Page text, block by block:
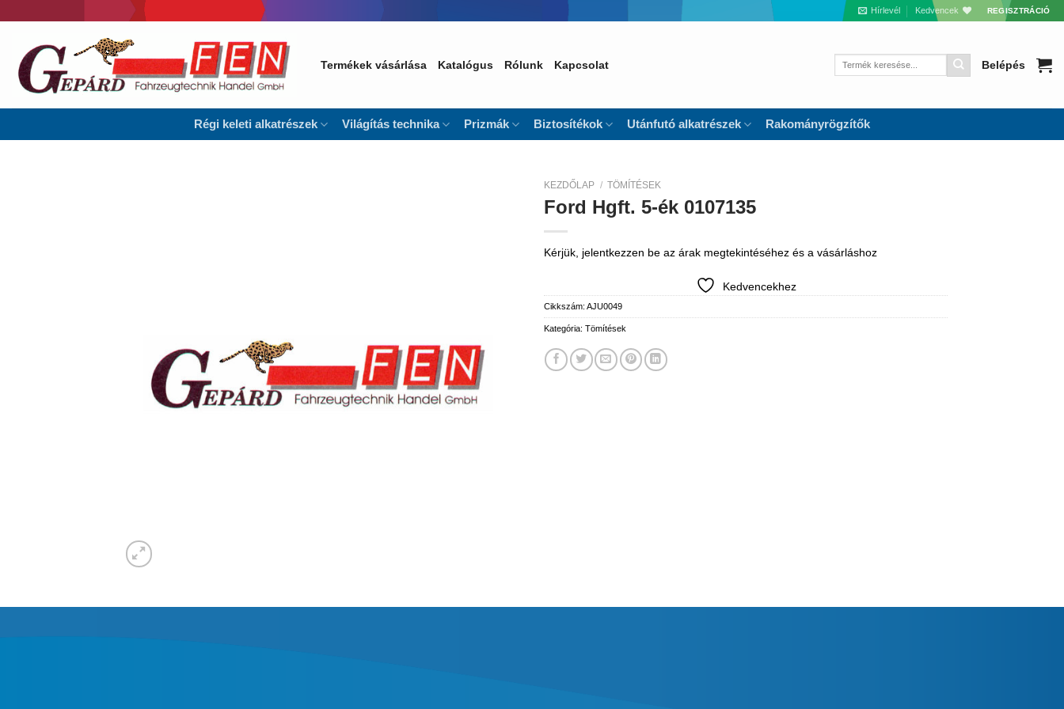
to
Hírlevél Kedvencek REGISZTRÁCIÓ
Termékek vásárlása Katalógus Rólunk Kapcsolat
Keresés
Belépés
Régi keleti alkatrészek Világítás technika Prizmák Biztosítékok Utánfutó alkatrészek Rakományrögzítők
KEZDŐLAP / TÖMÍTÉSEK
Ford Hgft. 5-ék 0107135
Kérjük, jelentkezzen be az árak megtekintéséhez és a vásárláshoz
Kedvencekhez
Cikkszám: AJU0049
Kategória: Tömítések